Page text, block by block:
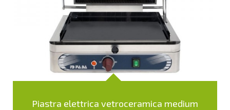
Piastra elettrica vetroceramica medium